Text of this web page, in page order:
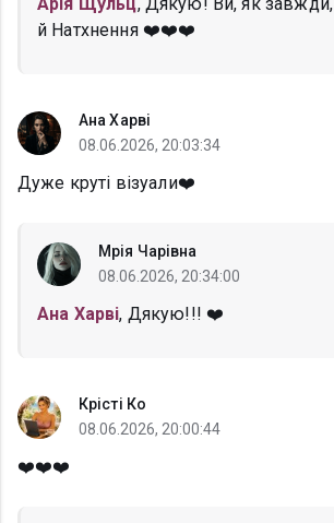
й Натхнення ❤️❤️❤️
Ана Харві
08.06.2026, 20:03:34
Дуже круті візуали❤️
Мрія Чарівна
08.06.2026, 20:34:00
Ана Харві, Дякую!!! ❤️
Крісті Ко
08.06.2026, 20:00:44
❤️❤️❤️